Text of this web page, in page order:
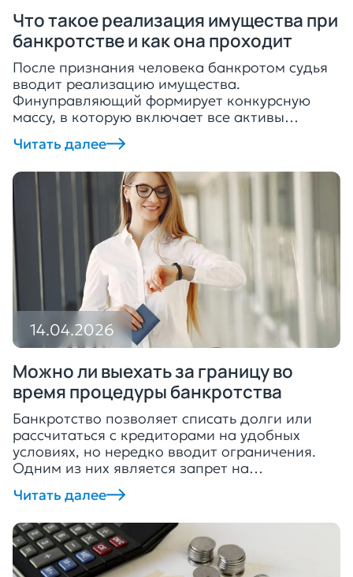
Что такое реализация имущества при
банкротстве и как она проходит
После признания человека банкротом судья
вводит реализацию имущества.
Финуправляющий формирует конкурсную
массу, в которую включает все активы
физического лица. Исключение составляют
только ценности, прописанные в статье 446
имущество на торги, чтобы продать его и
закрыть просрочки. Рассказываем, что такое
реализация имущества и как она проходит. В
каких случаях назначают […]
Читать далее
14.04.2026
Можно ли выехать за границу во
время процедуры банкротства
Банкротство позволяет списать долги или
рассчитаться с кредиторами на удобных
условиях, но нередко вводит ограничения.
Одним из них является запрет на
перемещение за границу, но судья
устанавливает его крайне редко.
во время банкротства и что делать, если суд
ограничил перемещение за рубеж. Почему
суд может ограничить выезд из страны […]
Читать далее